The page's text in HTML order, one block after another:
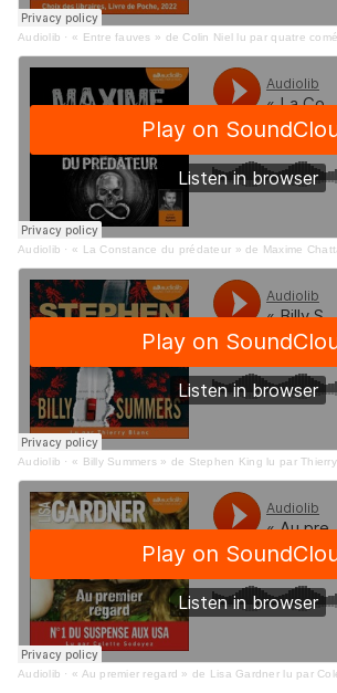
Audiolib · « Entre fauves » de Colin Niel lu par quatre
Audiolib · « La Constance du prédateur » de Maxime
Audiolib · « Billy Summers » de Stephen King lu par
Audiolib · « Au premier regard » de Lisa Gardner lu par